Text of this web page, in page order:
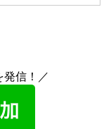
発信！／